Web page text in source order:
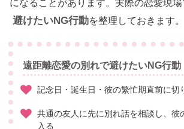
になることがあります。実際の恋愛現
避けたいNG行動を整理しておきます。
遠距離恋愛の別れで避けたいNG行動
記念日・誕生日・彼の繁忙期直前に切
共通の友人に先に別れ話を相談し、彼
入る